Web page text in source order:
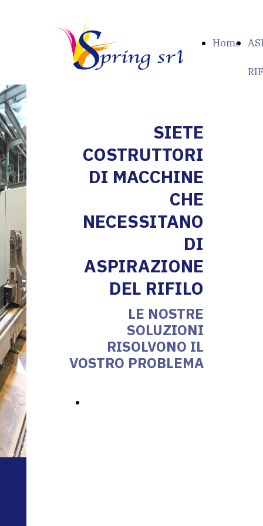
Home
SIETE
COSTRUTTORI
DI MACCHINE
CHE
NECESSITANO
DI
ASPIRAZIONE
DEL RIFILO
LE NOSTRE
SOLUZIONI
RISOLVONO IL
VOSTRO PROBLEMA